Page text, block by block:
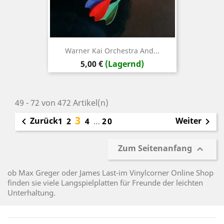
Warner Kai Orchestra And...
Preis
5,00 € (Lagernd)
49 - 72 von 472 Artikel(n)
 Zurück1 2 3 4 … 20 Weiter 
Zum Seitenanfang 
ob Max Greger oder James Last-im Vinylcorner Online Shop
finden sie viele Langspielplatten für Freunde der leichten
Unterhaltung.